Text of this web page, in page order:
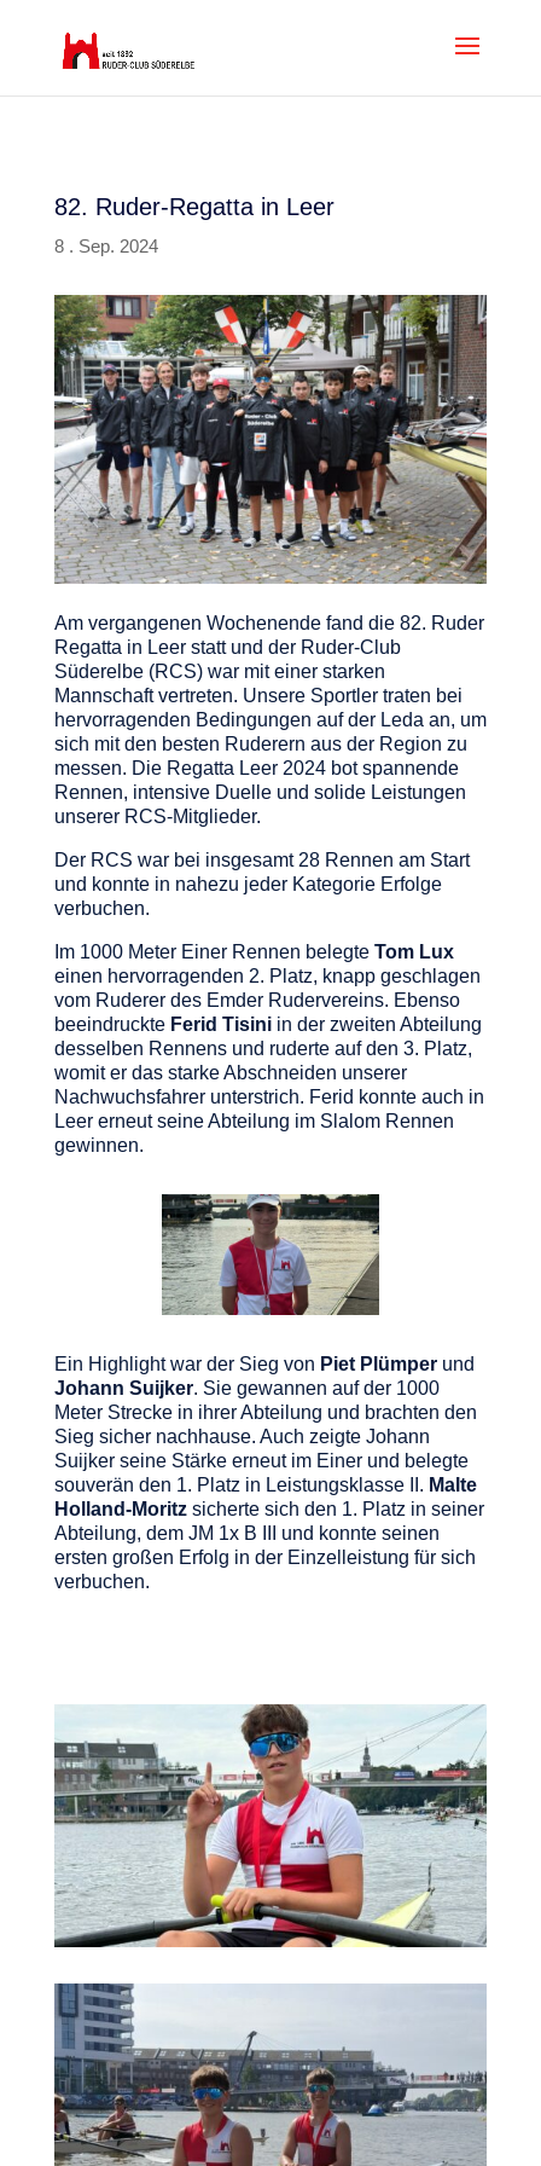
82. Ruder-Regatta in Leer
8 . Sep. 2024
Am vergangenen Wochenende fand die 82. Ruder
Regatta in Leer statt und der Ruder-Club
Süderelbe (RCS) war mit einer starken
Mannschaft vertreten. Unsere Sportler traten bei
hervorragenden Bedingungen auf der Leda an, um
sich mit den besten Ruderern aus der Region zu
messen. Die Regatta Leer 2024 bot spannende
Rennen, intensive Duelle und solide Leistungen
unserer RCS-Mitglieder.
Der RCS war bei insgesamt 28 Rennen am Start
und konnte in nahezu jeder Kategorie Erfolge
verbuchen.
Im 1000 Meter Einer Rennen belegte Tom Lux
einen hervorragenden 2. Platz, knapp geschlagen
vom Ruderer des Emder Rudervereins. Ebenso
beeindruckte Ferid Tisiniin der zweiten Abteilung
desselben Rennens und ruderte auf den 3. Platz,
womit er das starke Abschneiden unserer
Nachwuchsfahrer unterstrich. Ferid konnte auch in
Leer erneut seine Abteilung im Slalom Rennen
gewinnen.
Ein Highlight war der Sieg von Piet Plümperund
Johann Suijker. Sie gewannen auf der 1000
Meter Strecke in ihrer Abteilung und brachten den
Sieg sicher nachhause. Auch zeigte Johann
Suijker seine Stärke erneut im Einer und belegte
souverän den 1. Platz in Leistungsklasse II. Malte
Holland-Moritzsicherte sich den 1. Platz in seiner
Abteilung, dem JM 1x B III und konnte seinen
ersten großen Erfolg in der Einzelleistung für sich
verbuchen.